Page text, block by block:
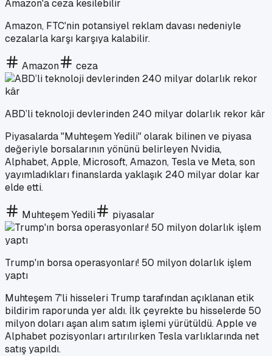
Amazon'a ceza kesilebilir
Amazon, FTC'nin potansiyel reklam davası nedeniyle
cezalarla karşı karşıya kalabilir.
Amazon ceza
ABD’li teknoloji devlerinden 240 milyar dolarlık rekor kâr
Piyasalarda "Muhteşem Yedili" olarak bilinen ve piyasa
değeriyle borsalarının yönünü belirleyen Nvidia,
Alphabet, Apple, Microsoft, Amazon, Tesla ve Meta, son
yayımladıkları finanslarda yaklaşık 240 milyar dolar kar
elde etti.
Muhteşem Yedili piyasalar
Trump'ın borsa operasyonları! 50 milyon dolarlık işlem
yaptı
Muhteşem 7'li hisseleri Trump tarafından açıklanan etik
bildirim raporunda yer aldı. İlk çeyrekte bu hisselerde 50
milyon doları aşan alım satım işlemi yürütüldü. Apple ve
Alphabet pozisyonları artırılırken Tesla varlıklarında net
satış yapıldı.